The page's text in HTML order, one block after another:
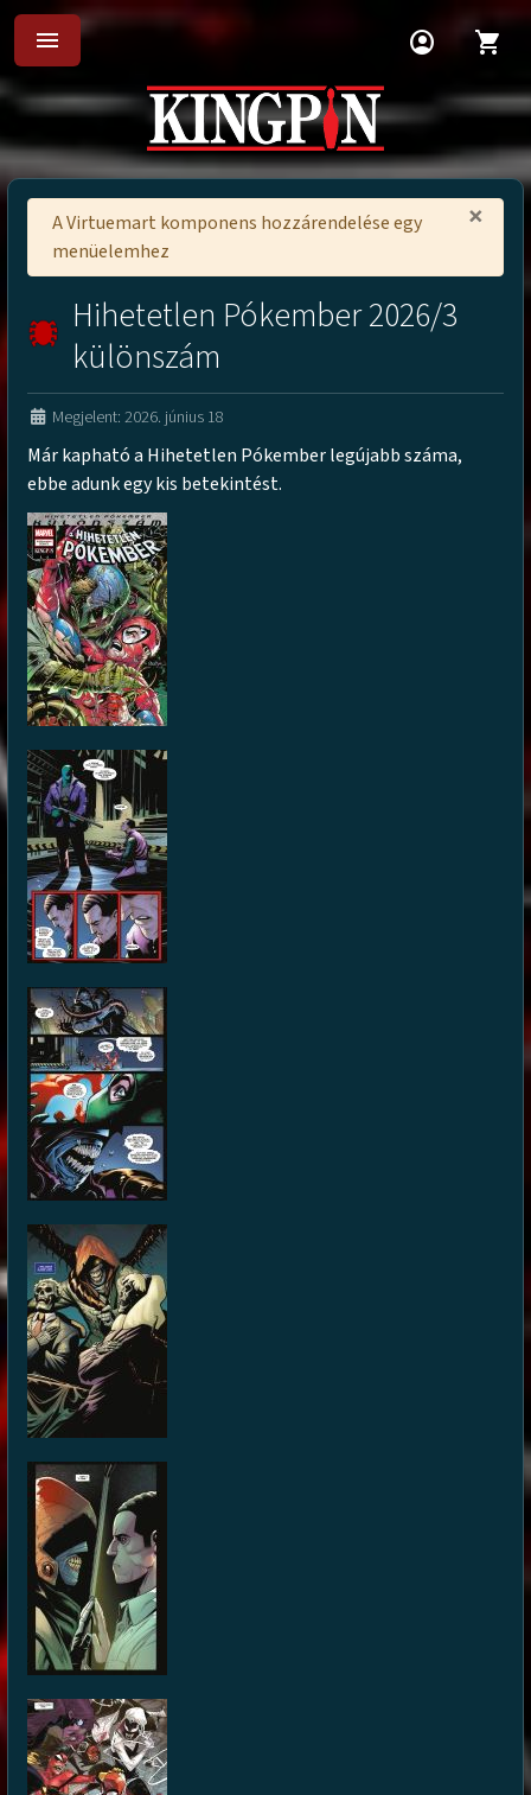
menu account_circle shopping_cart
×
A Virtuemart komponens hozzárendelése egy
menüelemhez
Hihetetlen Pókember 2026/3
különszám
Megjelent: 2026. június 18
Már kapható a Hihetetlen Pókember legújabb száma,
ebbe adunk egy kis betekintést.